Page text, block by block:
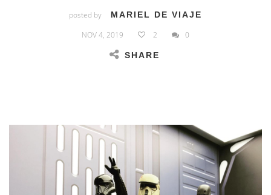
posted by MARIEL DE VIAJE
NOV 4, 2019 2 0
SHARE